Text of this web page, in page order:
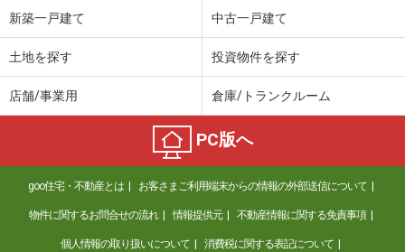
3.90万円
鹿児島県姶良市松原町１
3.70万円
住 所
鹿児島県姶良市松原町１
専有面積 23.18m²
間取り
1K
鹿児島県鹿児島市下荒田１丁目
新築一戸建て 中古一戸建て
土地を探す 投資物件を探す
店舗/事業用 倉庫/トランクルーム
PC版へ
goo住宅・不動産とは お客さまご利用端末からの情報の外部送信について
物件に関するお問合せの流れ 情報提供元 不動産情報に関する免責事項
個人情報の取り扱いについて 消費税に関する表記について